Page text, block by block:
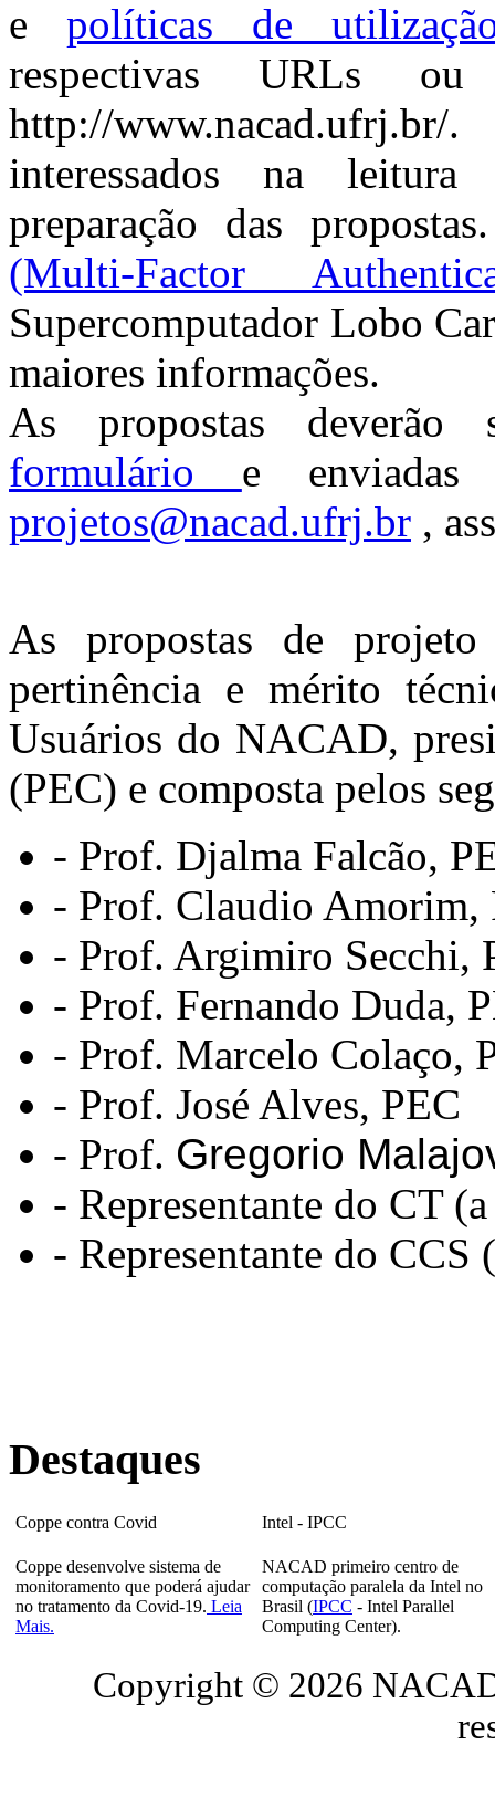
epolíticas de
respectivas URLs
http://
interessados na leitura
preparação das
(Multi-Factor
Supercomputador Lobo
maiores informações.
As propostas deverão
formulário
e enviadas
projetos@nacad.ufrj.br ,
As propostas de
pertinência e mérito
Usuários do NACAD,
(PEC) e composta pelos
- Prof. Djalma Falcão,
- Prof. Claudio Amorim,
- Prof. Argimiro Secchi,
- Prof. Fernando Duda,
- Prof. Marcelo Colaço,
- Prof. José Alves, PEC
- Prof. Gregorio
- Representante do CT
- Representante do CCS
Destaques
Coppe contra Covid
Coppe desenvolve sistema de
monitoramento que poderá ajudar
no tratamento da Covid-19. Leia
Mais.
Intel - IPCC
NACAD primeiro centro de
computação paralela da Intel no
Brasil (IPCC - Intel Parallel
Computing Center).
Copyright © 2026